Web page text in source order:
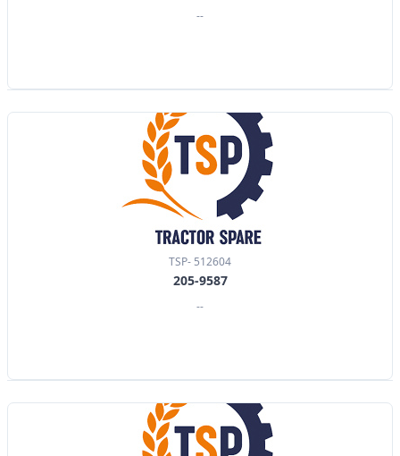
--
TSP- 512604
205-9587
--